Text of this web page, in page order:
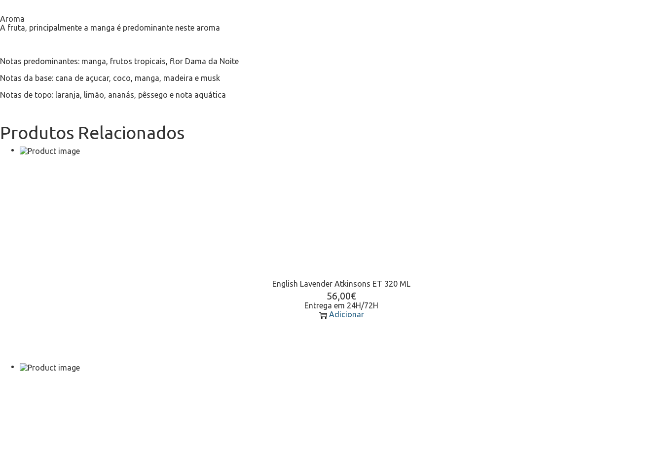
Aroma
A fruta, principalmente a manga é predominante neste aroma
Notas predominantes: manga, frutos tropicais, flor Dama da Noite
Notas da base: cana de açucar, coco, manga, madeira e musk
Notas de topo: laranja, limão, ananás, pêssego e nota aquática
Produtos Relacionados
English Lavender Atkinsons ET 320 ML
56,00€
Entrega em 24H/72H
Adicionar